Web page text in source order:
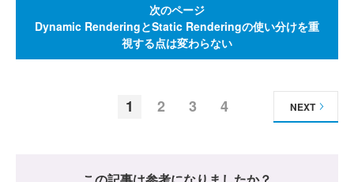
次のページ
Dynamic RenderingとStatic Renderingの使い分けを重
視する点は変わらない
1 2 3 4 NEXT